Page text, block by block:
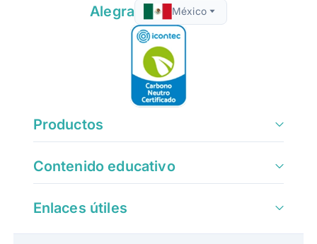
Alegra México
Productos
Contenido educativo
Enlaces útiles